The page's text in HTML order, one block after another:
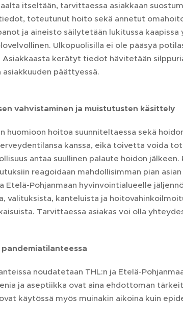
itseltään, tarvittaessa asiakkaan
toteutunut hoito sekä annetut
ja aineisto säilytetään lukitussa
Ulkopuolisilla ei ole pääsyä
kerätyt tiedot hävitetään
päättyessä.
vahvistaminen ja muistutusten käsittely
huomioon hoitoa suunniteltaessa sekä
kanssa, eikä toivetta voida
antaa suullinen palaute hoidon
reagoidaan mahdollisimman pian
Pohjanmaan hyvinvointialueelle
valituksista, kanteluista ja
Tarvittaessa asiakas voi olla
noudatetaan THL:n ja Etelä-
ja aseptiikka ovat aina ehdottoman
käytössä myös muinakin aikoina kuin